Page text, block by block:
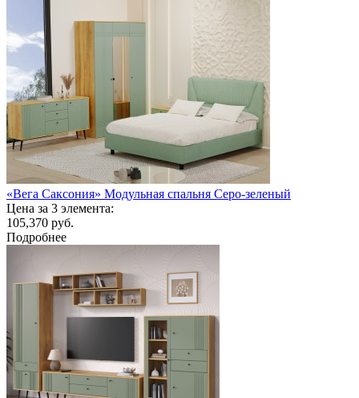
«Вега Саксония» Модульная спальня Серо-зеленый
Цена за 3 элемента:
105,370 руб.
Подробнее